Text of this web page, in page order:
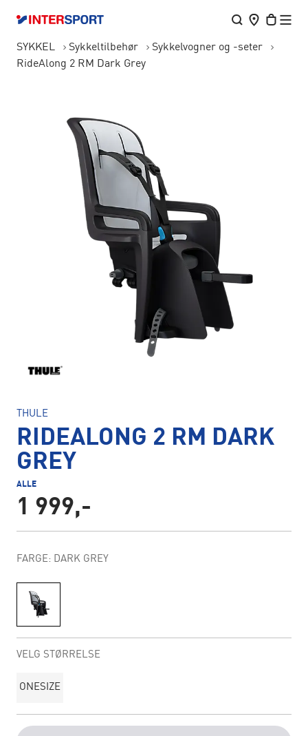
SYKKEL Sykkeltilbehør
Sykkelvogner og -seter
RideAlong 2 RM Dark Grey
THULE
RIDEALONG 2 RM DARK
GREY
ALLE
1 999,-
FARGE: DARK GREY
VELG STØRRELSE
ONESIZE